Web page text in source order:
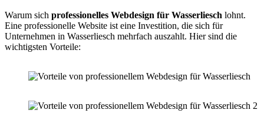
Warum sich professionelles Webdesign für Wasserliesch lohnt.
Eine professionelle Website ist eine Investition, die sich für
Unternehmen in Wasserliesch mehrfach auszahlt. Hier sind die
wichtigsten Vorteile: